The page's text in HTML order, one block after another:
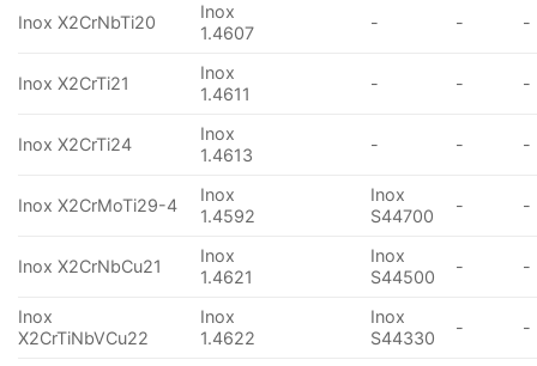
Inox X2CrNbTi20
Inox
1.4607
- - -
Inox X2CrTi21
Inox
1.4611
- - -
Inox X2CrTi24
Inox
1.4613
- - -
Inox X2CrMoTi29-4
Inox
1.4592
Inox
S44700
- -
Inox X2CrNbCu21
Inox
1.4621
Inox
S44500
- -
Inox
X2CrTiNbVCu22
Inox
1.4622
Inox
S44330
- -